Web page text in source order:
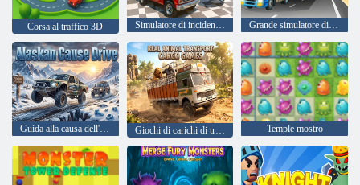
Corsa al traffico 3D Simulatore di incidente automobilistico distruttivo Grande simulatore di camion
Guida alla causa dell'Alaska Giochi di carichi di trasporto di animali reali Temple mostro